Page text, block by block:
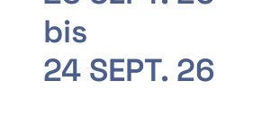
bis
24 SEPT. 26